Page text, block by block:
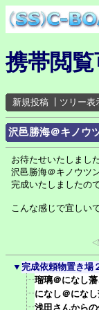
携帯閲
新規投稿 ツリー表
沢邑勝海＠キノウ
お待たせいたしました
沢邑勝海＠キノウツ
完成いたしましたの
こんな感じで宜しい
▼ 完成依頼物置き場
瑠璃＠になし
になし＠にな
浅田さんから